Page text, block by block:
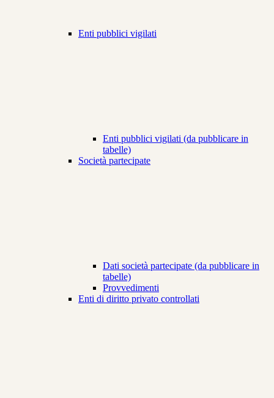
Enti pubblici vigilati
Enti pubblici vigilati (da pubblicare in
tabelle)
Società partecipate
Dati società partecipate (da pubblicare in
tabelle)
Provvedimenti
Enti di diritto privato controllati